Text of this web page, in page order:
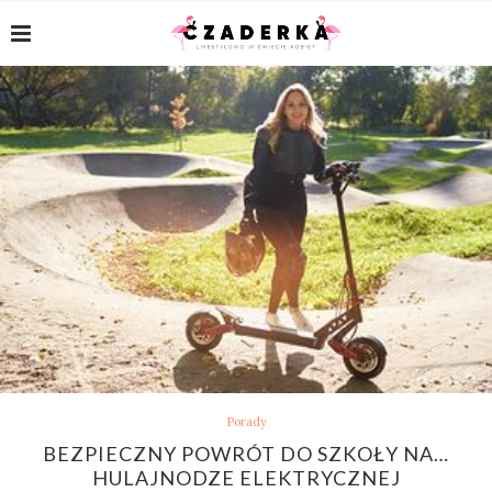
Porady
BEZPIECZNY POWRÓT DO SZKOŁY NA…
HULAJNODZE ELEKTRYCZNEJ